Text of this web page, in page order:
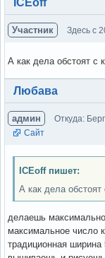
Участник Здесь с
А как дела обстоят с
Вне форума
Любава
админ Откуда:
Сайт
ICEoff пишет:
А как дела
делаешь
максимальное число
традиционная ширина